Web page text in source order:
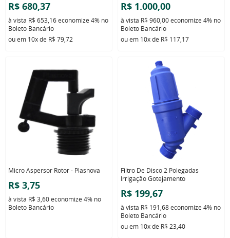
R$ 680,37
à vista R$ 653,16economize 4% no
Boleto Bancário
ou em 10xde R$ 79,72
R$ 1.000,00
à vista R$ 960,00economize 4% no
Boleto Bancário
ou em 10xde R$ 117,17
Micro Aspersor Rotor - Plasnova
R$ 3,75
à vista R$ 3,60economize 4% no
Boleto Bancário
Filtro De Disco 2 Polegadas
Irrigação Gotejamento
R$ 199,67
à vista R$ 191,68economize 4% no
Boleto Bancário
ou em 10xde R$ 23,40